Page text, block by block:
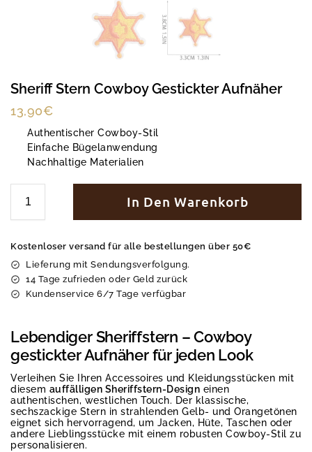
Sheriff Stern Cowboy Gestickter Aufnäher
13,90€
Authentischer Cowboy-Stil
Einfache Bügelanwendung
Nachhaltige Materialien
In Den Warenkorb
Kostenloser versand für alle bestellungen über 50€
Lieferung mit Sendungsverfolgung.
14 Tage zufrieden oder Geld zurück
Kundenservice 6/7 Tage verfügbar
Lebendiger Sheriffstern – Cowboy
gestickter Aufnäher für jeden Look
Verleihen Sie Ihren Accessoires und Kleidungsstücken mit
diesem auffälligen Sheriffstern-Design einen
authentischen, westlichen Touch. Der klassische,
sechszackige Stern in strahlenden Gelb- und Orangetönen
eignet sich hervorragend, um Jacken, Hüte, Taschen oder
andere Lieblingsstücke mit einem robusten Cowboy-Stil zu
personalisieren.